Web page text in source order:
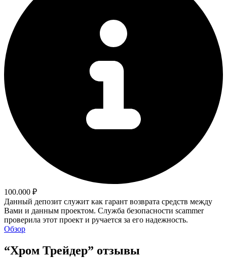
100.000 ₽
Данный депозит служит как гарант возврата средств между
Вами и данным проектом. Служба безопасности scammer
проверила этот проект и ручается за его надежность.
Обзор
“Хром Трейдер” отзывы